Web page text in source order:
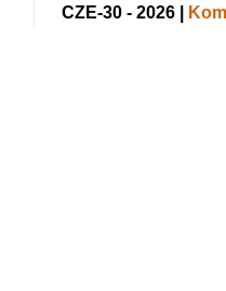
CZE-30 - 2026 |